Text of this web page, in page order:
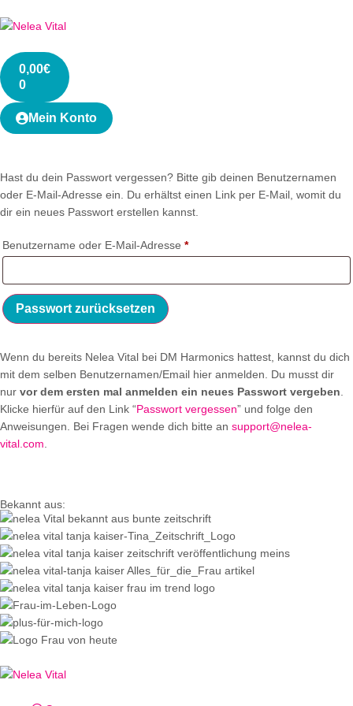
0,00€
0
Mein Konto
Hast du dein Passwort vergessen? Bitte gib deinen Benutzernamen
oder E-Mail-Adresse ein. Du erhältst einen Link per E-Mail, womit du
dir ein neues Passwort erstellen kannst.
Benutzername oder E-Mail-Adresse *
Passwort zurücksetzen
Wenn du bereits Nelea Vital bei DM Harmonics hattest, kannst du dich
mit dem selben Benutzernamen/Email hier anmelden. Du musst dir
nur vor dem ersten mal anmelden ein neues Passwort vergeben.
Klicke hierfür auf den Link “Passwort vergessen” und folge den
Anweisungen. Bei Fragen wende dich bitte an support@nelea-
vital.com.
Bekannt aus: